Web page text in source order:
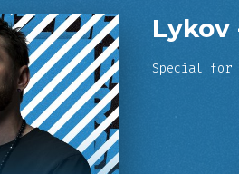
Lykov
Special for